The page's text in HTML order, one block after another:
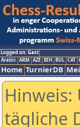
Logged on: Gast
Arabic ARM AZE BIH BUL CAT
Home TurnierDB
Hinweis:
tägliche